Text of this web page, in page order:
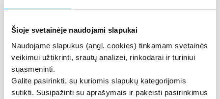
Šioje svetainėje naudojami slapukai
Naudojame slapukus (angl. cookies) tinkamam svetainės
veikimui užtikrinti, srautų analizei, rinkodarai ir turiniui
suasmeninti.
Galite pasirinkti, su kuriomis slapukų kategorijomis
sutikti. Susipažinti su aprašymais ir pakeisti pasirinkimus
Žalos dalyvavimą Dakaro
ralyje 2026
Vaidotas Žala 2026 m. Dakaro ralyje dar
kartą patvirtino savo meistriškumą
viename sudėtingiausių pasaulio
automobilių sporto iššūkių. Startuodamas
sunkvežimių klasėje, jis demonstravo